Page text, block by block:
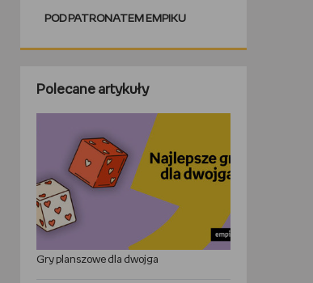
POD PATRONATEM EMPIKU
Polecane artykuły
Gry planszowe dla dwojga